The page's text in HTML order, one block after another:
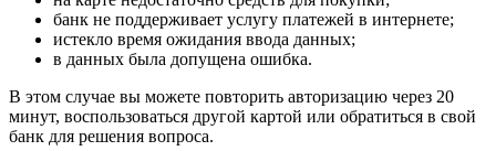
банк не поддерживает услугу платежей в интернете;
истекло время ожидания ввода данных;
в данных была допущена ошибка.
В этом случае вы можете повторить авторизацию через 20
минут, воспользоваться другой картой или обратиться в свой
банк для решения вопроса.